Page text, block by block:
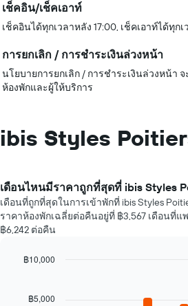
เช็คอิน/เช็คเอาท์
เช็คอินได้ทุกเวลาหลัง 17:00, เช็คเอาท์ได้ทุก
การยกเลิก / การชำระเงินล่วงหน้า
นโยบายการยกเลิก / การชำระเงินล่วงหน้า
ห้องพักและผู้ให้บริการ
ibis Styles
เดือนไหนมีราคาถูกที่สุดที่ ibis Styles
เดือนที่ถูกที่สุดในการเข้าพักที่ ibis Styles
ราคาห้องพักเฉลี่ยต่อคืนอยู่ที่ ฿3,567 เดือนที่
฿6,242 ต่อคืน
with฿5,000
฿10,000